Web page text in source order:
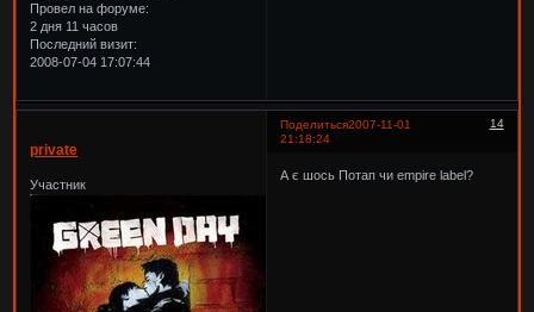
Провел на форуме:
2 дня 11 часов
Последний визит:
2008-07-04 17:07:44
Поделиться 14
2007-11-01
21:18:24
private
Участник
А є шось Потап чи empire label?